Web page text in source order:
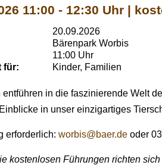
11:00 - 12:30 Uhr |
20.09.2026
Bärenpark Worbis
11:00 Uhr
für:
Kinder, Familien
entführen in die faszinierende Welt
in unser einzigartiges
erforderlich: worbis@baer.de oder
kostenlosen Führungen richten